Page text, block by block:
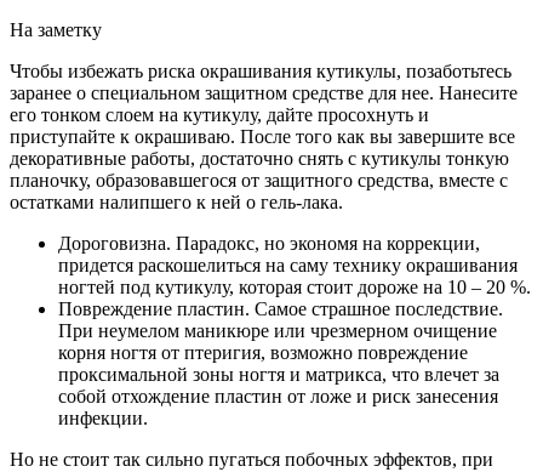
На заметку
Чтобы избежать риска окрашивания кутикулы, позаботьтесь
заранее о специальном защитном средстве для нее. Нанесите
его тонком слоем на кутикулу, дайте просохнуть и
приступайте к окрашиваю. После того как вы завершите все
декоративные работы, достаточно снять с кутикулы тонкую
планочку, образовавшегося от защитного средства, вместе с
остатками налипшего к ней о гель-лака.
Дороговизна. Парадокс, но экономя на коррекции,
придется раскошелиться на саму технику окрашивания
ногтей под кутикулу, которая стоит дороже на 10 – 20 %.
Повреждение пластин. Самое страшное последствие.
При неумелом маникюре или чрезмерном очищение
корня ногтя от птеригия, возможно повреждение
проксимальной зоны ногтя и матрикса, что влечет за
собой отхождение пластин от ложе и риск занесения
инфекции.
Но не стоит так сильно пугаться побочных эффектов, при